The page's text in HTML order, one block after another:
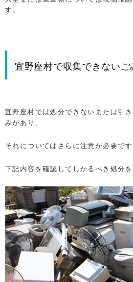
す。
宜野座村で収集できないご
宜野座村では処分できないまたは引
みがあり、
それについてはさらに注意が必要です
下記内容を確認してしかるべき処分を